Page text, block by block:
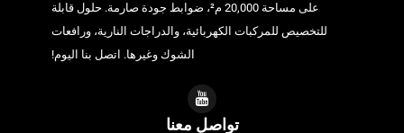
على مساحة 20,000 م²، ضوابط جودة صارمة. حلول قابلة
للتخصيص للمركبات الكهربائية، والدراجات النارية، ورافعات
الشوك وغيرها. اتصل بنا اليوم!
تواصل معنا